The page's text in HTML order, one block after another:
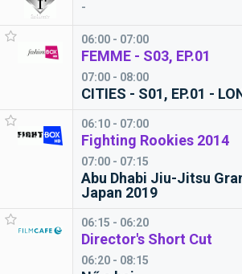
-
06:00 - 07:00
FEMME - S03, EP.01
07:00 - 08:00
CITIES - S01, EP.01 -
06:10 - 07:00
Fighting Rookies 2014
07:00 - 07:15
Abu Dhabi Jiu-Jitsu
Japan 2019
06:15 - 06:20
Director's Short Cut
06:20 - 08:15